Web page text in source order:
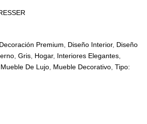
Decoración Premium Diseño Interior, Diseño
Gris Hogar, Interiores Elegantes
Mueble De Lujo Mueble Decorativo Tipo: